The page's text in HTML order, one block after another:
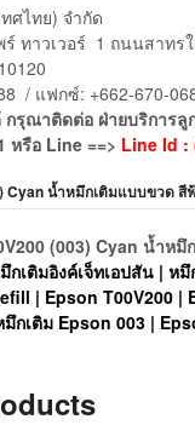
ศไทย) จำกัด
ร์ ทาวเวอร์ 1 ถนนสาท
/ แฟกซ์: +662-670-
รุณาติดต่อ ฝ่ายบริการลู
หรือ Line ==> Line Id :
Cyan น้ำหมึกเติมแบบขวด สี
(003) Cyan น้ำห
กเติมอิงค์เจ็ทเอปสัน | ห
| Epson T00V200 |
กเติม Epson 003 |